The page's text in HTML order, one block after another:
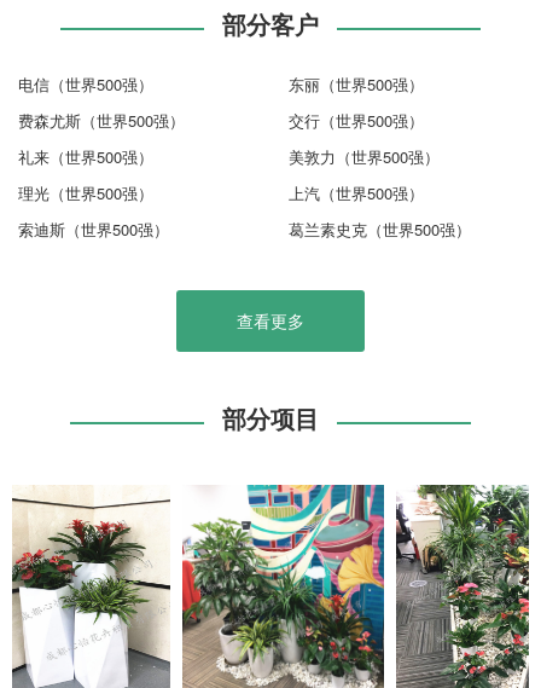
部分客户
电信（世界500强）
东丽（世界500强）
费森尤斯（世界500强）
交行（世界500强）
礼来（世界500强）
美敦力（世界500强）
理光（世界500强）
上汽（世界500强）
索迪斯（世界500强）
葛兰素史克（世界500强）
查看更多
部分项目